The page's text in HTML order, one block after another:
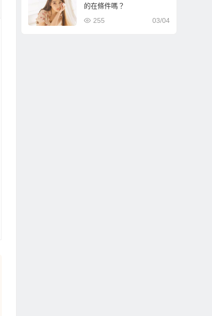
的在條件嗎？
03/04
255